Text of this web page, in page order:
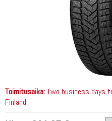
Toimitusaika:Two business days
Finland.